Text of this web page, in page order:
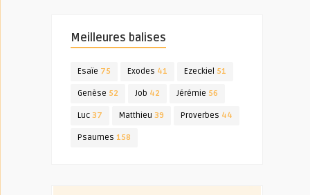
Meilleures balises
Esaïe 75 Exodes 41 Ezeckiel 51
Genèse 52 Job 42 Jérémie 56
Luc 37 Matthieu 39 Proverbes 44
Psaumes 158